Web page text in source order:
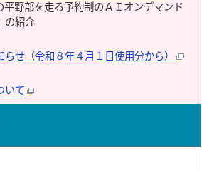
平野部を走る予約制のＡＩオンデマンド
の紹介
らせ（令和８年４月１日使用分から）
いて